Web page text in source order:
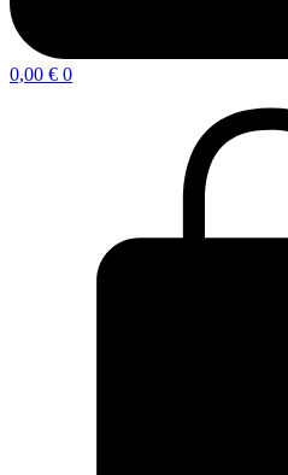
0,00 € 0